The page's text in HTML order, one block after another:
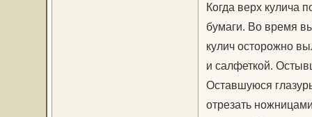
Когда верх кулича
бумаги. Во время
кулич осторожно
и салфеткой.
Оставшуюся
отрезать